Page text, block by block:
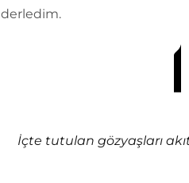
derledim.
İçte tutulan gözyaşları